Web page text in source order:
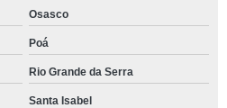
Osasco
Poá
Rio Grande da Serra
Santa Isabel